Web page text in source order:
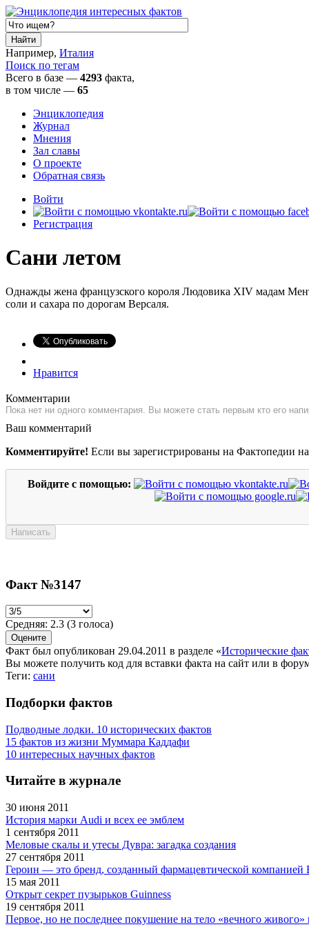
Например, Италия
Поиск по тегам
Всего в базе — 4293 факта,
в том числе — 65
Энциклопедия
Журнал
Мнения
Зал славы
О проекте
Обратная связь
Войти
Регистрация
Сани летом
Однажды жена французского короля Людовика XIV мадам
соли и сахара по дорогам Версаля.
Нравится
Комментарии
Пока нет ни одного комментария. Вы можете стать первым кто его
Ваш комментарий
Комментируйте! Если вы зарегистрированы на Фактопедии
Войдите с помощью:
Факт №3147
Средняя: 2.3 (3 голоса)
Факт был опубликован 29.04.2011 в разделе «Исторические
Вы можете получить код для вставки факта на сайт или в
Теги: сани
Подборки фактов
Подводные лодки. 10 исторических фактов
15 фактов из жизни Муммара Каддафи
10 интересных научных фактов
Читайте в журнале
30 июня 2011
История марки Audi и всех ее эмблем
1 сентября 2011
Меловые скалы и утесы Дувра: загадка создания
27 сентября 2011
Героин — это бренд, созданный фармацевтической компанией
15 мая 2011
Открыт секрет пузырьков Guinness
19 сентября 2011
Первое, но не последнее покушение на тело «вечного живого»